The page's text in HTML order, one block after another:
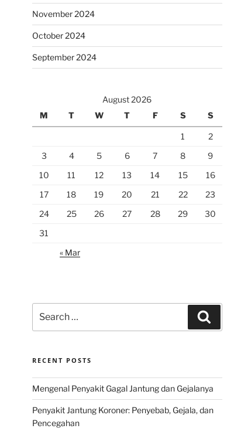
November 2024
October 2024
September 2024
August 2026
M
T W T F S S
1
2
3
4 5 6 7 8
9
10
11 12 13 14 15
16
17
18 19 20 21 22
23
24
25 26 27 28 29
30
31
« Mar
for:
RECENT POSTS
Mengenal Penyakit Gagal Jantung dan Gejalanya
Penyakit Jantung Koroner: Penyebab, Gejala, dan
Pencegahan